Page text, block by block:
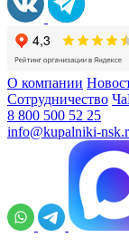
О компании
Сотрудничество
8 800 500 52 25
info@kupalniki-